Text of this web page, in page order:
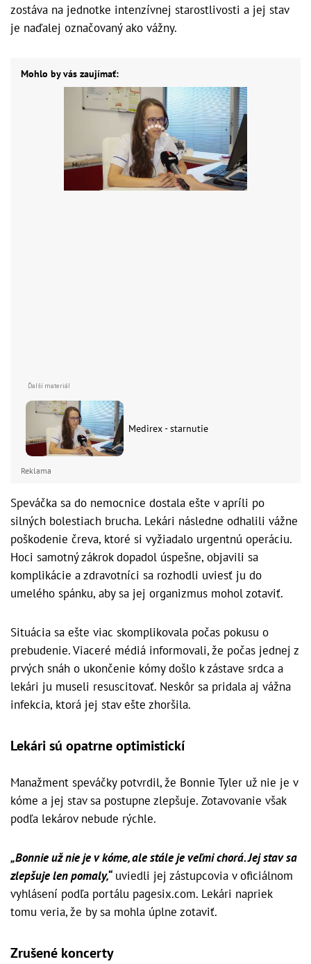
zostáva na jednotke intenzívnej starostlivosti a jej stav
je naďalej označovaný ako vážny.
Mohlo by vás zaujímať:
Medirex - starnutie
Reklama
Speváčka sa do nemocnice dostala ešte v apríli po
silných bolestiach brucha. Lekári následne odhalili vážne
poškodenie čreva, ktoré si vyžiadalo urgentnú operáciu.
Hoci samotný zákrok dopadol úspešne, objavili sa
komplikácie a zdravotníci sa rozhodli uviesť ju do
umelého spánku, aby sa jej organizmus mohol zotaviť.
Situácia sa ešte viac skomplikovala počas pokusu o
prebudenie. Viaceré médiá informovali, že počas jednej z
prvých snáh o ukončenie kómy došlo k zástave srdca a
lekári ju museli resuscitovať. Neskôr sa pridala aj vážna
infekcia, ktorá jej stav ešte zhoršila.
Lekári sú opatrne optimistickí
Manažment speváčky potvrdil, že Bonnie Tyler už nie je v
kóme a jej stav sa postupne zlepšuje. Zotavovanie však
podľa lekárov nebude rýchle.
„Bonnie už nie je v kóme, ale stále je veľmi chorá. Jej stav sa
zlepšuje len pomaly,“uviedli jej zástupcovia v oficiálnom
vyhlásení podľa portálu pagesix.com. Lekári napriek
tomu veria, že by sa mohla úplne zotaviť.
Zrušené koncerty